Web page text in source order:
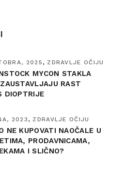
2025 ZDRAVLJE OČIJU
MYCON STAKLA
RAST
DIOPTRIJE
2023 ZDRAVLJE OČIJU
NE KUPOVATI NAOČALE U
PRODAVNICAMA,
I SLIČNO?